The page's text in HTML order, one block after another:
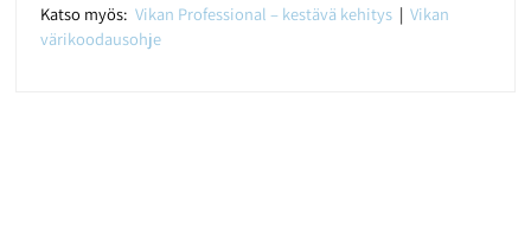
Katso myös:Vikan Professional – kestävä kehitys | Vikan
värikoodausohje